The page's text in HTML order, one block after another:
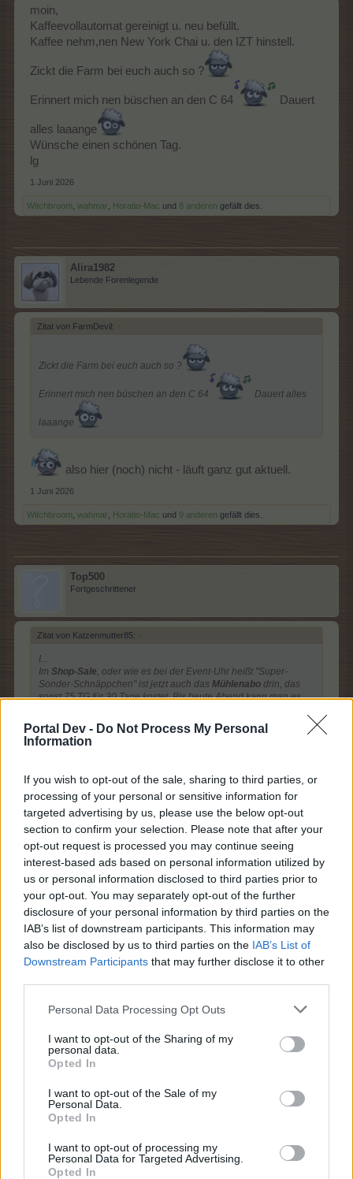
Portal Dev - Do Not Process My Personal
Information
If you wish to opt-out of the sale, sharing to third parties, or
processing of your personal or sensitive information for
targeted advertising by us, please use the below opt-out
section to confirm your selection. Please note that after your
opt-out request is processed you may continue seeing
interest-based ads based on personal information utilized by
us or personal information disclosed to third parties prior to
your opt-out. You may separately opt-out of the further
disclosure of your personal information by third parties on the
IAB’s list of downstream participants. This information may
also be disclosed by us to third parties on the IAB’s List of
Downstream Participants that may further disclose it to other
Personal Data Processing Opt Outs
I want to opt-out of the Sharing of my
personal data.
Opted In
I want to opt-out of the Sale of my
Personal Data.
Opted In
I want to opt-out of processing my
Personal Data for Targeted Advertising.
Opted In
moin,
Kaffeevollautomat gereinigt u. neu befüllt.
Kaffee nehm,nen New York Chai u. den IZT hinstell.
Zickt die Farm bei euch auch so ?
Erinnert mich nen büschen an den C 64 Dauert
alles laaange
Wünsche einen schönen Tag.
lg
1 Juni 2026
Witchbroom wahmar Horatio-Mac und 8 anderen gefällt dies.
Alira1982
Lebende Forenlegende
Zitat von FarmDevil: ↑
Zickt die Farm bei euch auch so ?
Erinnert mich nen büschen an den C 64 Dauert alles
laaange
also hier (noch) nicht - läuft ganz gut aktuell.
1 Juni 2026
Witchbroom wahmar Horatio-Mac und 9 anderen gefällt dies.
Top500
Fortgeschrittener
Zitat von Katzenmutter85: ↑
I...
Im Shop-Sale, oder wie es bei der Event-Uhr heißt "Super-
Sonder-Schnäppchen" ist jetzt auch das Mühlenabo drin, das
sonst 75 TG für 30 Tage kostet. Bis heute Abend kann man es
Wie ist das, wenn man Premium hat?
nochmal halbiert oder dasMühlenabo separat verlängert
und angehängt?
1 Juni 2026
Witchbroom ,wahmar, Horatio-Macund 8 anderengefällt dies.
Alira1982
Lebende Forenlegende
Zitat von Top500: ↑
Die Zeit wird
Zitat von Top500:↑
verlängert und angehängt
so war es zumindest und wird es wohl auch immer noch
sein.
Beispiel: aktuell eine Laufzeit von 1.000 Std. - nun Kauf,
so kommen die 720 Std. dazu = 1.720 Std.